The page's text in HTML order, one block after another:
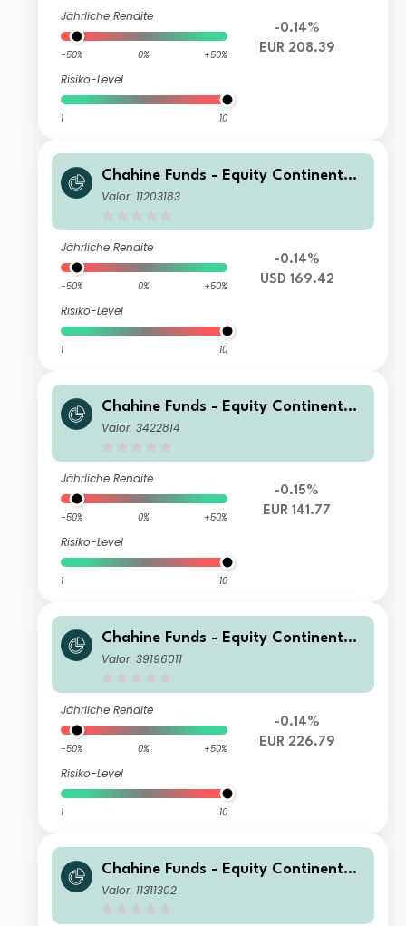
Jährliche Rendite
-50% 0% +50%
Risiko-Level
1 10
-0.14%
EUR 208.39
Chahine Funds - Equity Continental
Europe I USD H
Valor: 11203183
Jährliche Rendite
-50% 0% +50%
Risiko-Level
1 10
-0.14%
USD 169.42
Chahine Funds - Equity Continental
Europe R
Valor: 3422814
Jährliche Rendite
-50% 0% +50%
Risiko-Level
1 10
-0.15%
EUR 141.77
Chahine Funds - Equity Continental
Europe Acc 1
Valor: 39196011
Jährliche Rendite
-50% 0% +50%
Risiko-Level
1 10
-0.14%
EUR 226.79
Chahine Funds - Equity Continental
Europe DI
Valor: 11311302